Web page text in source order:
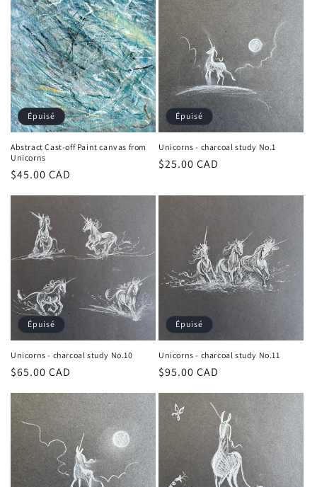
Épuisé
Abstract Cast-off Paint canvas from
Unicorns
Prix
$45.00 CAD
Épuisé
Unicorns - charcoal study No.1
Prix
$25.00 CAD
Épuisé
Unicorns - charcoal study No.10
Prix
$65.00 CAD
Épuisé
Unicorns - charcoal study No.11
Prix
$95.00 CAD